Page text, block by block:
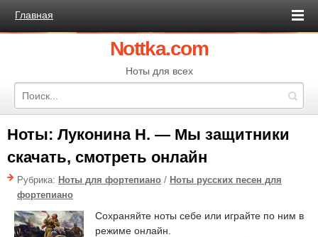
Главная
Nottka.com
Ноты для всех
Ноты: Луконина Н. — Мы защитники
скачать, смотреть онлайн
Рубрика: Ноты для фортепиано / Ноты русских песен для
фортепиано
Сохраняйте ноты себе или играйте по ним в
режиме онлайн.